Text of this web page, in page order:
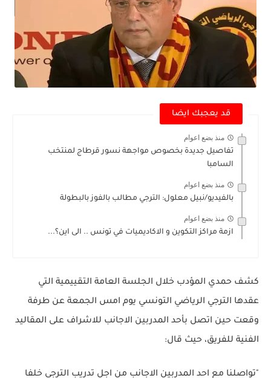
قد يعجبك ايضا
منذ بضع اعوام
تفاصيل جديدة بخصوص مواجهة نسور قرطاج لمنتخب
السامبا
منذ بضع اعوام
بالفيديو/نبيل معلول: الترجي مطالب بالفوز بالبطولة
منذ بضع اعوام
ازمة مراكز التكوين و الاكاديميات في تونس .. الى اين؟...
كشف حمدي المؤدب خلال الجلسة العامة التقييمية التي
عقدها الترجي الرياضي التونسي يوم امس الجمعة عن طرفة
وقعت حين اتصل بأحد المدربين الاجانب للاشراف على المقاليد
الفنية للفريق، حيث قال:
"تواصلنا مع احد المدربين الاجانب من اجل تدريب الترجي خلفا